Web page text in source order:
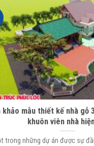
khảo mẫu thiết kế nhà gỗ
khuôn viên nhà
trong những dự án được sự